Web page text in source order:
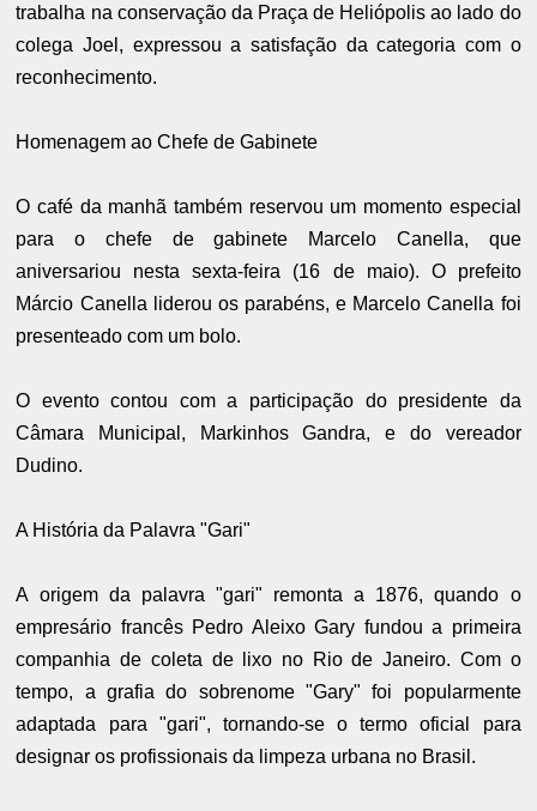
trabalha na conservação da Praça de Heliópolis ao lado do
colega Joel, expressou a satisfação da categoria com o
reconhecimento.
Homenagem ao Chefe de Gabinete
O café da manhã também reservou um momento especial
para o chefe de gabinete Marcelo Canella, que
aniversariou nesta sexta-feira (16 de maio). O prefeito
Márcio Canella liderou os parabéns, e Marcelo Canella foi
presenteado com um bolo.
O evento contou com a participação do presidente da
Câmara Municipal, Markinhos Gandra, e do vereador
Dudino.
A História da Palavra "Gari"
A origem da palavra "gari" remonta a 1876, quando o
empresário francês Pedro Aleixo Gary fundou a primeira
companhia de coleta de lixo no Rio de Janeiro. Com o
tempo, a grafia do sobrenome "Gary" foi popularmente
adaptada para "gari", tornando-se o termo oficial para
designar os profissionais da limpeza urbana no Brasil.